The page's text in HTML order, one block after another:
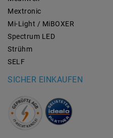
Mextronic
Mi-Light / MiBOXER
Spectrum LED
Strühm
SELF
SICHER EINKAUFEN